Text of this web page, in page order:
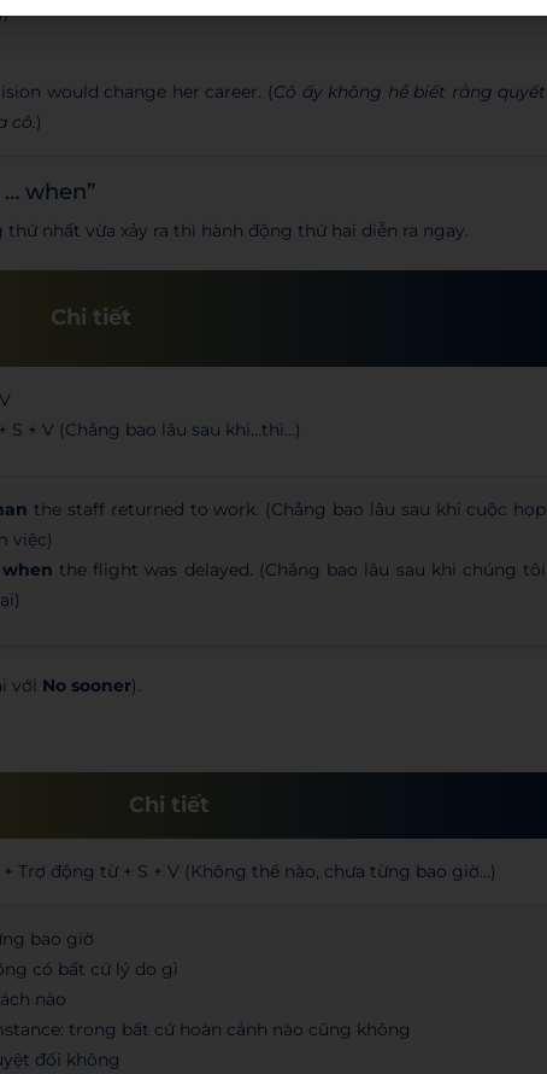
would change her career. (Cô ấy không hề biết rằng quyết
cô.)
when”
nhất vừa xảy ra thì hành động thứ hai diễn ra ngay.
Chi tiết
S + V (Chẳng bao lâu sau khi…thì…)
the staff returned to work. (Chẳng bao lâu sau khi cuộc họp
việc)
when the flight was delayed. (Chẳng bao lâu sau khi chúng tôi
với No sooner).
Chi tiết
+ Trợ động từ + S + V (Không thể nào, chưa từng bao giờ…)
bao giờ
có bất cứ lý do gì
nào
trong bất cứ hoàn cảnh nào cũng không
đối không